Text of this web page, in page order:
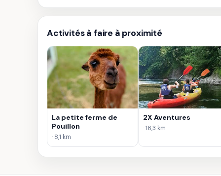
Activités à faire à proximité
La petite ferme de
Pouillon
· 8,1 km
2X Aventures
· 16,3 km